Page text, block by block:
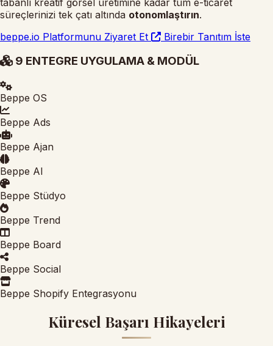
süreçlerinizi tek çatı altında otonomlaştırın.
beppe.io Platformunu Ziyaret Et
Birebir Tanıtım İste
9 ENTEGRE UYGULAMA & MODÜL
Beppe OS
Beppe Ads
Beppe Ajan
Beppe AI
Beppe Stüdyo
Beppe Trend
Beppe Board
Beppe Social
Beppe Shopify Entegrasyonu
Küresel Başarı Hikayeleri